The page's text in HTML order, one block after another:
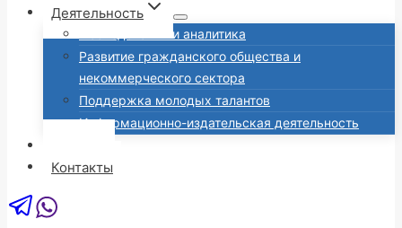
Деятельность
Исследования и аналитика
Развитие гражданского общества и
некоммерческого сектора
Поддержка молодых талантов
Информационно-издательская деятельность
Контакты